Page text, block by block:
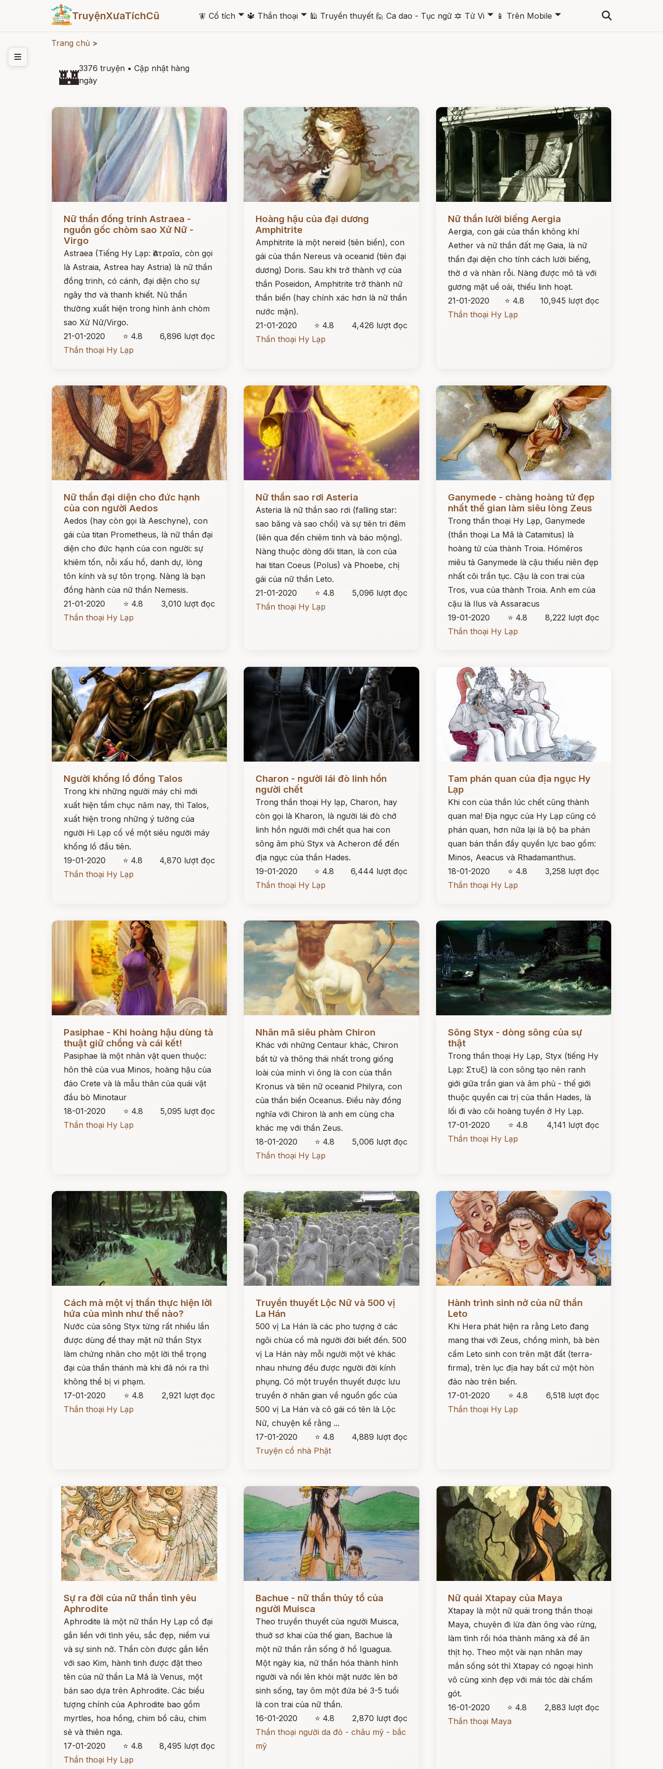
TruyệnXưaTíchCũ 🧚 Cổ tích 🞃 🔱 Thần thoại 🞃 🕌 Truyền thuyết 🙋 Ca dao - Tục ngữ 🔯 Tử Vi 🞃 📱 Trên Mobile 🞃
Trang chủ >
🏰3376 truyện • Cập nhật hàng
ngày
Nữ thần đồng trinh Astraea -
nguồn gốc chòm sao Xử Nữ -
Virgo
Astraea (Tiếng Hy Lạp: Ἀστραῖα, còn gọi
là Astraia, Astrea hay Astria) là nữ thần
đồng trinh, có cánh, đại diện cho sự
ngây thơ và thanh khiết. Nũ thần
thường xuất hiện trong hình ảnh chòm
sao Xử Nữ/Virgo.
21-01-2020
⭐ 4.8
6,896 lượt đọc
Thần thoại Hy Lạp
Hoàng hậu của đại dương
Amphitrite
Amphitrite là một nereid (tiên biển), con
gái của thần Nereus và oceanid (tiên đại
dương) Doris. Sau khi trở thành vợ của
thần Poseidon, Amphitrite trở thành nữ
thần biển (hay chính xác hơn là nữ thần
nước mặn).
21-01-2020
⭐ 4.8
4,426 lượt đọc
Thần thoại Hy Lạp
Nữ thần lười biếng Aergia
Aergia, con gái của thần không khí
Aether và nữ thần đất mẹ Gaia, là nữ
thần đại diện cho tính cách lười biếng,
thờ ơ và nhàn rỗi. Nàng được mô tả với
gương mặt uể oải, thiếu linh hoạt.
21-01-2020
⭐ 4.8
10,945 lượt đọc
Thần thoại Hy Lạp
Nữ thần đại diện cho đức hạnh
của con người Aedos
Aedos (hay còn gọi là Aeschyne), con
gái của titan Prometheus, là nữ thần đại
diện cho đức hạnh của con người: sự
khiêm tốn, nỗi xấu hổ, danh dự, lòng
tôn kính và sự tôn trọng. Nàng là bạn
đồng hành của nữ thần Nemesis.
21-01-2020
⭐ 4.8
3,010 lượt đọc
Thần thoại Hy Lạp
Nữ thần sao rơi Asteria
Asteria là nữ thần sao rơi (falling star:
sao băng và sao chổi) và sự tiên tri đêm
(liên qua đến chiêm tinh và báo mộng).
Nàng thuộc dòng dõi titan, là con của
hai titan Coeus (Polus) và Phoebe, chị
gái của nữ thần Leto.
21-01-2020
⭐ 4.8
5,096 lượt đọc
Thần thoại Hy Lạp
Ganymede - chàng hoàng tử đẹp
nhất thế gian làm siêu lòng Zeus
Trong thần thoại Hy Lạp, Ganymede
(thần thoại La Mã là Catamitus) là
hoàng tử của thành Troia. Hómēros
miêu tả Ganymede là cậu thiếu niên đẹp
nhất cõi trần tục. Cậu là con trai của
Tros, vua của thành Troia. Anh em của
cậu là Ilus và Assaracus
19-01-2020
⭐ 4.8
8,222 lượt đọc
Thần thoại Hy Lạp
Người khổng lồ đồng Talos
Trong khi những người máy chỉ mới
xuất hiện tầm chục năm nay, thì Talos,
xuất hiện trong những ý tưởng của
người Hi Lạp cổ về một siêu người máy
khổng lồ đầu tiên.
19-01-2020
⭐ 4.8
4,870 lượt đọc
Thần thoại Hy Lạp
Charon - người lái đò linh hồn
người chết
Trong thần thoại Hy lạp, Charon, hay
còn gọi là Kharon, là người lái đò chở
linh hồn người mới chết qua hai con
sông âm phủ Styx và Acheron để đến
địa ngục của thần Hades.
19-01-2020
⭐ 4.8
6,444 lượt đọc
Thần thoại Hy Lạp
Tam phán quan của địa ngục Hy
Lạp
Khi con của thần lúc chết cũng thành
quan ma! Địa ngục của Hy Lạp cũng có
phán quan, hơn nữa lại là bộ ba phán
quan bán thần đầy quyền lực bao gồm:
Minos, Aeacus và Rhadamanthus.
18-01-2020
⭐ 4.8
3,258 lượt đọc
Thần thoại Hy Lạp
Pasiphae - Khi hoàng hậu dùng tà
thuật giữ chồng và cái kết!
Pasiphae là một nhân vật quen thuộc:
hôn thê của vua Minos, hoàng hậu của
đảo Crete và là mẫu thân của quái vật
đầu bò Minotaur
18-01-2020
⭐ 4.8
5,095 lượt đọc
Thần thoại Hy Lạp
Nhân mã siêu phàm Chiron
Khác với những Centaur khác, Chiron
bất tử và thông thái nhất trong giống
loài của mình vì ông là con của thần
Kronus và tiên nữ oceanid Philyra, con
của thần biển Oceanus. Điều này đồng
nghĩa với Chiron là anh em cùng cha
khác mẹ với thần Zeus.
18-01-2020
⭐ 4.8
5,006 lượt đọc
Thần thoại Hy Lạp
Sông Styx - dòng sông của sự
thật
Trong thần thoại Hy Lạp, Styx (tiếng Hy
Lạp: Στυξ) là con sông tạo nên ranh
giới giữa trần gian và âm phủ - thế giới
thuộc quyền cai trị của thần Hades, là
lối đi vào cõi hoàng tuyền ở Hy Lạp.
17-01-2020
⭐ 4.8
4,141 lượt đọc
Thần thoại Hy Lạp
Cách mà một vị thần thực hiện lời
hứa của mình như thế nào?
Nước của sông Styx từng rất nhiều lần
được dùng để thay mặt nữ thần Styx
làm chứng nhân cho một lời thề trọng
đại của thần thánh mà khi đã nói ra thì
không thể bị vi phạm.
17-01-2020
⭐ 4.8
2,921 lượt đọc
Thần thoại Hy Lạp
Đọc ngay
Truyền thuyết Lộc Nữ và 500 vị
La Hán
500 vị La Hán là các pho tượng ở các
ngôi chùa cổ mà người đời biết đến. 500
vị La Hán này mỗi người một vẻ khác
nhau nhưng đều được người đời kính
phụng. Có một truyền thuyết được lưu
truyền ở nhân gian về nguồn gốc của
500 vị La Hán và cô gái có tên là Lộc
Nữ, chuyện kể rằng ...
17-01-2020
⭐ 4.8
4,889 lượt đọc
Truyện cổ nhà Phật
Hành trình sinh nở của nữ thần
Leto
Khi Hera phát hiện ra rằng Leto đang
mang thai với Zeus, chồng mình, bà bèn
cấm Leto sinh con trên mặt đất (terra-
firma), trên lục địa hay bất cứ một hòn
đảo nào trên biển.
17-01-2020
⭐ 4.8
6,518 lượt đọc
Thần thoại Hy Lạp
Sự ra đời của nữ thần tình yêu
Aphrodite
Aphrodite là một nữ thần Hy Lạp cổ đại
gắn liền với tình yêu, sắc đẹp, niềm vui
và sự sinh nở. Thần còn được gắn liền
với sao Kim, hành tinh được đặt theo
tên của nữ thần La Mã là Venus, một
bản sao dựa trên Aphrodite. Các biểu
tượng chính của Aphrodite bao gồm
myrtles, hoa hồng, chim bồ câu, chim
sẻ và thiên nga.
17-01-2020
⭐ 4.8
8,495 lượt đọc
Thần thoại Hy Lạp
Bachue - nữ thần thủy tổ của
người Muisca
Theo truyền thuyết của người Muisca,
thuở sơ khai của thế gian, Bachue là
một nữ thần rắn sống ở hồ Iguagua.
Một ngày kia, nữ thần hóa thành hình
người và nổi lên khỏi mặt nước lên bờ
sinh sống, tay ôm một đứa bé 3-5 tuổi
là con trai của nữ thần.
16-01-2020
⭐ 4.8
2,870 lượt đọc
Thần thoại người da đỏ - châu mỹ - bắc
mỹ
Nữ quái Xtapay của Maya
Xtapay là một nữ quái trong thần thoại
Maya, chuyên đi lừa đàn ông vào rừng,
làm tình rồi hóa thành mãng xà để ăn
thịt họ. Theo một vài nạn nhân may
mắn sống sót thì Xtapay có ngoại hình
vô cùng xinh đẹp với mái tóc dài chấm
gót.
16-01-2020
⭐ 4.8
2,883 lượt đọc
Thần thoại Maya